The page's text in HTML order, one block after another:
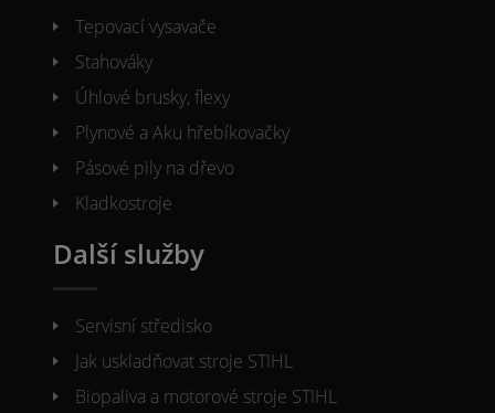
Tepovací vysavače
Stahováky
Úhlové brusky, flexy
Plynové a Aku hřebíkovačky
Pásové pily na dřevo
Kladkostroje
Další služby
Servisní středisko
Jak uskladňovat stroje STIHL
Biopaliva a motorové stroje STIHL